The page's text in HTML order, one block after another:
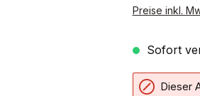
Preise inkl.
Sofort
Dieser